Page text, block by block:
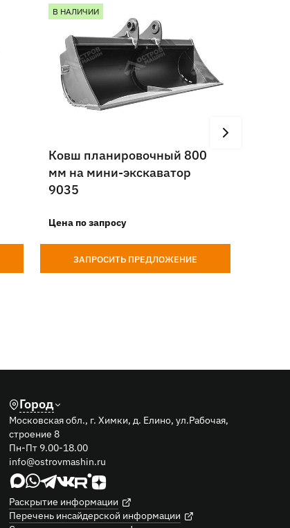
В НАЛИЧИИ
Ковш планировочный 800
мм на мини-экскаватор
9035
Цена по запросу
ЗАПРОСИТЬ ПРЕДЛОЖЕНИЕ
Город
Московская обл., г. Химки, д. Елино, ул.Рабочая,
строение 8
Пн-Пт 9.00-18.00
info@ostrovmashin.ru
Раскрытие информации
Перечень инсайдерской информации